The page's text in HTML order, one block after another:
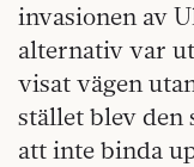
invasionen av
alternativ var
visat vägen
stället blev den
att inte binda